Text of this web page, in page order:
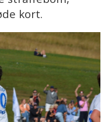
kort.